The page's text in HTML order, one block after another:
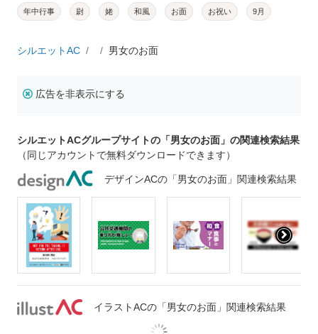
年中行事 尉 姥 和風 お面 お祝い 9月
シルエットAC 男女のお面
広告を非表示にする
シルエットACグループサイトの「男女のお面」の関連検索結果
（同じアカウントで無料ダウンロードできます）
デザインACの「男女のお面」関連検索結果
イラストACの「男女のお面」関連検索結果